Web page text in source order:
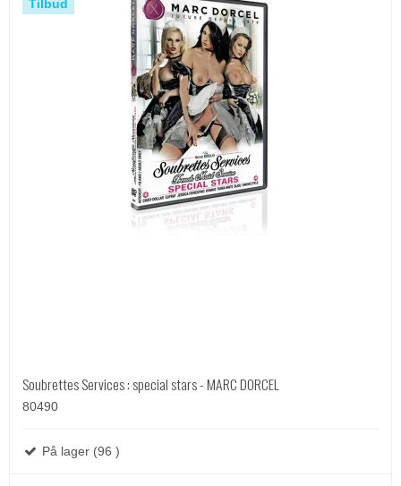
Tilbud
Soubrettes Services : special stars - MARC DORCEL
80490
På lager (96 )